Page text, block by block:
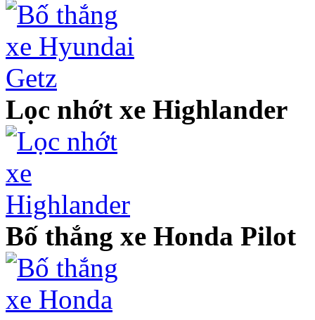
Lọc nhớt xe Highlander
Bố thắng xe Honda Pilot